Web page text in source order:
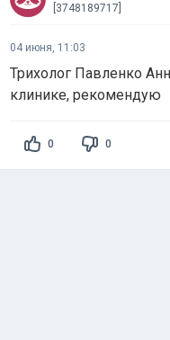
[3748189717]
04 июня, 11:03
Трихолог Павленко
клинике, рекомендую
0 0